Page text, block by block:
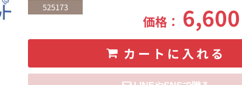
525173
価格： 6,600
カートに入れる